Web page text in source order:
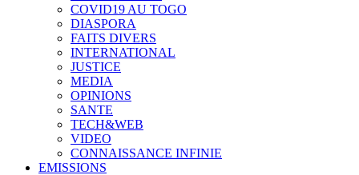
COVID19 AU TOGO
DIASPORA
FAITS DIVERS
INTERNATIONAL
JUSTICE
MEDIA
OPINIONS
SANTE
TECH&WEB
VIDEO
CONNAISSANCE INFINIE
EMISSIONS